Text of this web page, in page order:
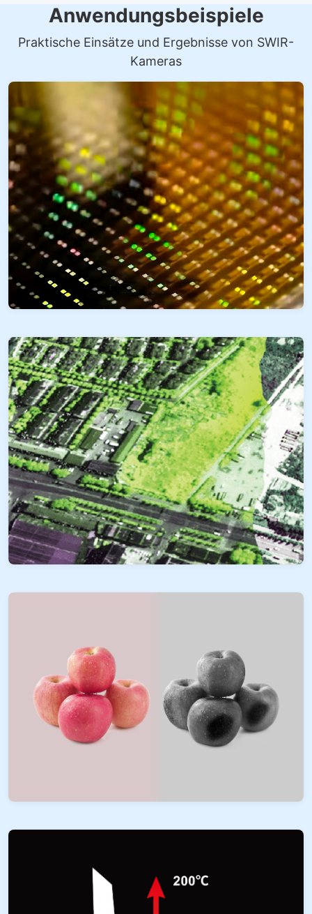
Anwendungsbeispiele
Praktische Einsätze und Ergebnisse von SWIR-
Kameras